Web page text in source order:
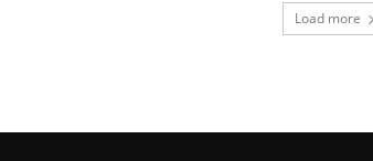
Load more